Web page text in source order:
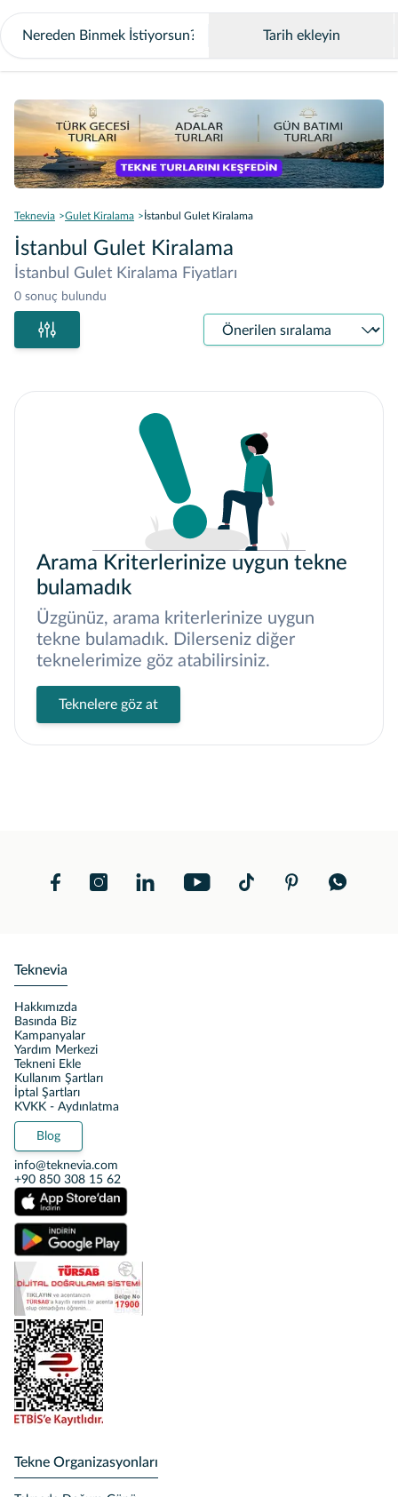
Tarih ekleyin
Teknevia Gulet Kiralama İstanbul Gulet Kiralama
İstanbul Gulet Kiralama
İstanbul Gulet Kiralama Fiyatları
0 sonuç bulundu
Sıralama
Arama Kriterlerinize uygun tekne
bulamadık
Üzgünüz, arama kriterlerinize uygun
tekne bulamadık. Dilerseniz diğer
teknelerimize göz atabilirsiniz.
Teknelere göz at
Teknevia
Hakkımızda
Basında Biz
Kampanyalar
Yardım Merkezi
Tekneni Ekle
Kullanım Şartları
İptal Şartları
KVKK - Aydınlatma
Blog
info@teknevia.com
+90 850 308 15 62
Tekne Organizasyonları